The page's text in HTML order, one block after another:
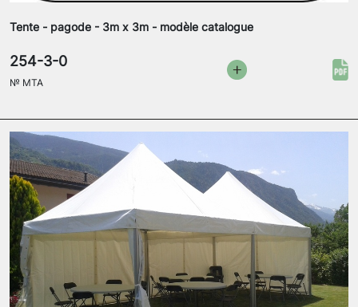
Tente - pagode - 3m x 3m - modèle catalogue
254-3-0
№ MTA